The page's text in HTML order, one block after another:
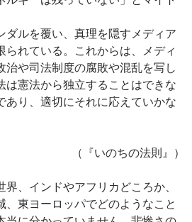
ダルを覆い、真理を隠すメディア
られている。これからは、メディ
治や司法制度の腐敗や混乱を写し
は憲法から独立することはできな
あり、適切にそれに応えていかな
（『いのちの法則』）
、インドやアフリカどころか、
、東ヨーロッパでどのようなこと